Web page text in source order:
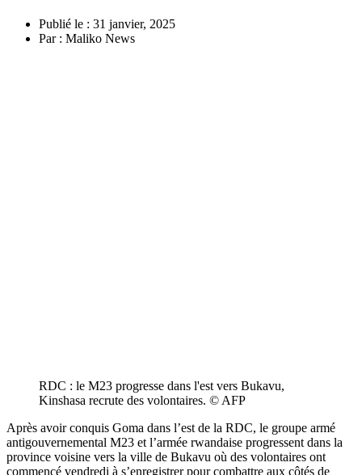
Publié le : 31 janvier, 2025
Par : Maliko News
RDC : le M23 progresse dans l'est vers Bukavu,
Kinshasa recrute des volontaires. © AFP
Après avoir conquis Goma dans l’est de la RDC, le groupe armé
antigouvernemental M23 et l’armée rwandaise progressent dans la
province voisine vers la ville de Bukavu où des volontaires ont
commencé vendredi à s’enregistrer pour combattre aux côtés de